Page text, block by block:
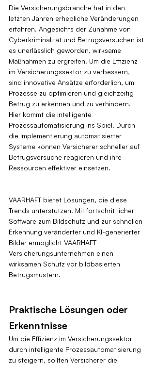
Die Versicherungsbranche hat in den
letzten Jahren erhebliche Veränderungen
erfahren. Angesichts der Zunahme von
Cyberkriminalität und Betrugsversuchen ist
es unerlässlich geworden, wirksame
Maßnahmen zu ergreifen. Um die Effizienz
im Versicherungssektor zu verbessern,
sind innovative Ansätze erforderlich, um
Prozesse zu optimieren und gleichzeitig
Betrug zu erkennen und zu verhindern.
Hier kommt die intelligente
Prozessautomatisierung ins Spiel. Durch
die Implementierung automatisierter
Systeme können Versicherer schneller auf
Betrugsversuche reagieren und ihre
Ressourcen effektiver einsetzen.
VAARHAFT bietet Lösungen, die diese
Trends unterstützen. Mit fortschrittlicher
Software zum Bildschutz und zur schnellen
Erkennung veränderter und KI-generierter
Bilder ermöglicht VAARHAFT
Versicherungsunternehmen einen
wirksamen Schutz vor bildbasierten
Betrugsmustern.
Praktische Lösungen oder
Erkenntnisse
Um die Effizienz im Versicherungssektor
durch intelligente Prozessautomatisierung
zu steigern, sollten Versicherer die